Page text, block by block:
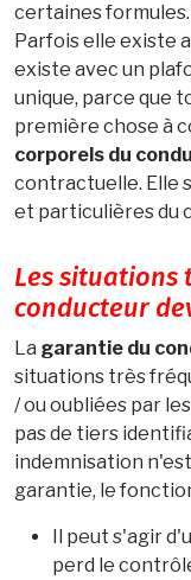
certaines
Parfois elle existe
existe avec un
unique, parce que
première chose à
corporels du
contractuelle. Elle
et particulières du
Les situations
conducteur
La garantie du
situations très
/ ou oubliées par
pas de tiers
indemnisation
garantie, le
Il peut s'agir
perd le